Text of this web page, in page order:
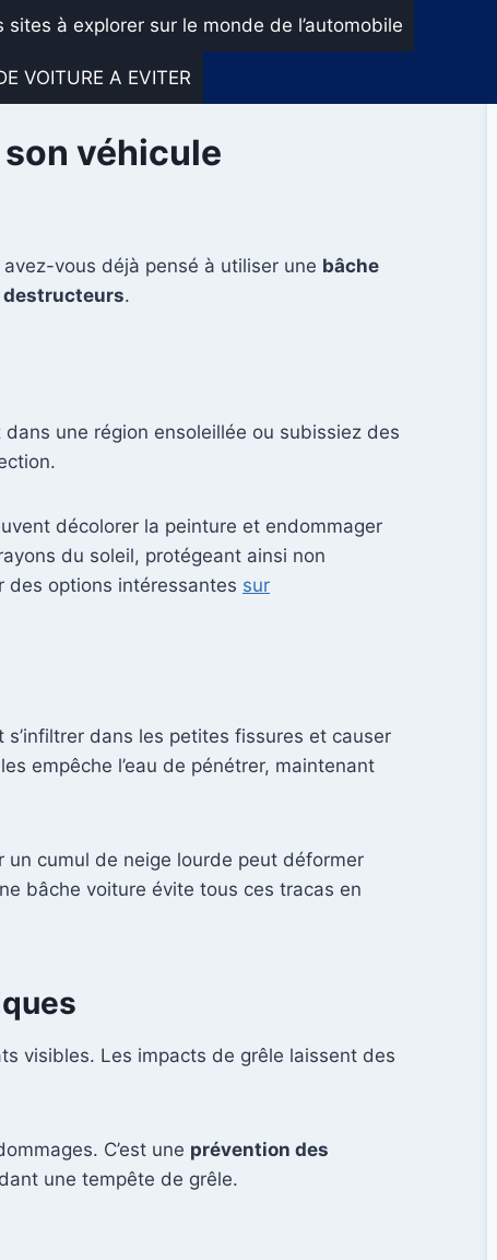
sites à explorer sur le monde de l’automobile
VOITURE A EVITER
son véhicule
vous déjà pensé à utiliser une bâche
destructeurs.
une région ensoleillée ou subissiez des
décolorer la peinture et endommager
du soleil, protégeant ainsi non
des options intéressantes sur
dans les petites fissures et causer
empêche l’eau de pénétrer, maintenant
un cumul de neige lourde peut déformer
bâche voiture évite tous ces tracas en
visibles. Les impacts de grêle laissent des
C’est une prévention des
une tempête de grêle.